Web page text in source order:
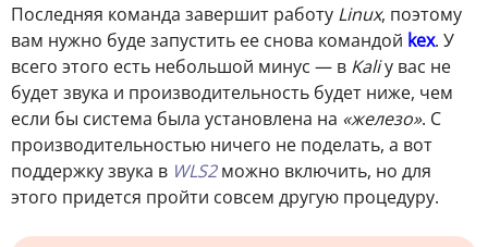
Последняя команда завершит работу Linux, поэтому
вам нужно буде запустить ее снова командой kex. У
всего этого есть небольшой минус — в Kaliу вас не
будет звука и производительность будет ниже, чем
если бы система была установлена на «железо». С
производительностью ничего не поделать, а вот
поддержку звука в WLS2можно включить, но для
этого придется пройти совсем другую процедуру.